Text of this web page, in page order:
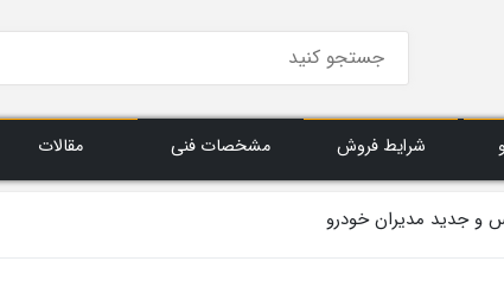
شرایط فروش مشخصات فنی مقالات